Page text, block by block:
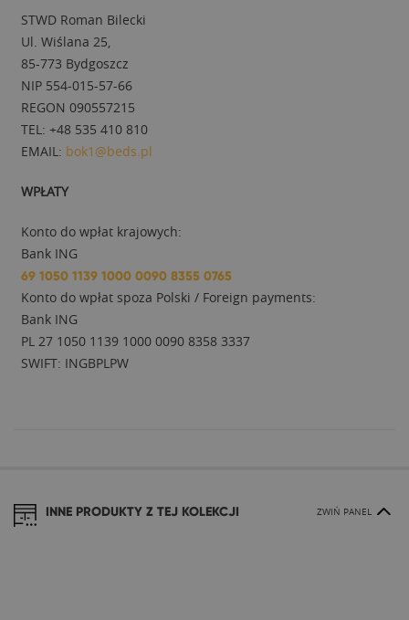
STWD Roman Bilecki
Ul. Wiślana 25,
85-773 Bydgoszcz
NIP 554-015-57-66
REGON 090557215
TEL: +48 535 410 810
EMAIL: bok1@beds.pl
WPŁATY
Konto do wpłat krajowych:
Bank ING
69 1050 1139 1000 0090 8355 0765
Konto do wpłat spoza Polski / Foreign payments:
Bank ING
PL 27 1050 1139 1000 0090 8358 3337
SWIFT: INGBPLPW
INNE PRODUKTY Z TEJ KOLEKCJI ZWIŃ PANEL